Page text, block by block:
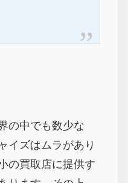
の中でも数少な
イズはムラがあり
の買取店に提供す